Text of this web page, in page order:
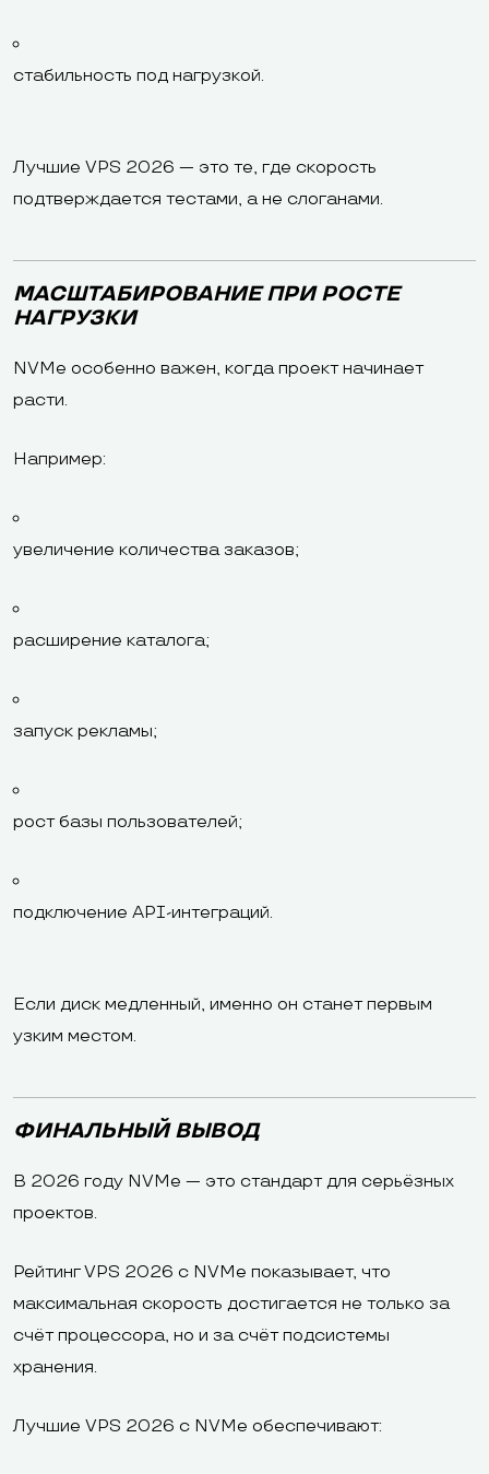
стабильность под нагрузкой.
Лучшие VPS 2026 — это те, где скорость
подтверждается тестами, а не слоганами.
МАСШТАБИРОВАНИЕ ПРИ РОСТЕ
НАГРУЗКИ
NVMe особенно важен, когда проект начинает
расти.
Например:
увеличение количества заказов;
расширение каталога;
запуск рекламы;
рост базы пользователей;
подключение API-интеграций.
Если диск медленный, именно он станет первым
узким местом.
ФИНАЛЬНЫЙ ВЫВОД
В 2026 году NVMe — это стандарт для серьёзных
проектов.
Рейтинг VPS 2026 с NVMe показывает, что
максимальная скорость достигается не только за
счёт процессора, но и за счёт подсистемы
хранения.
Лучшие VPS 2026 с NVMe обеспечивают: